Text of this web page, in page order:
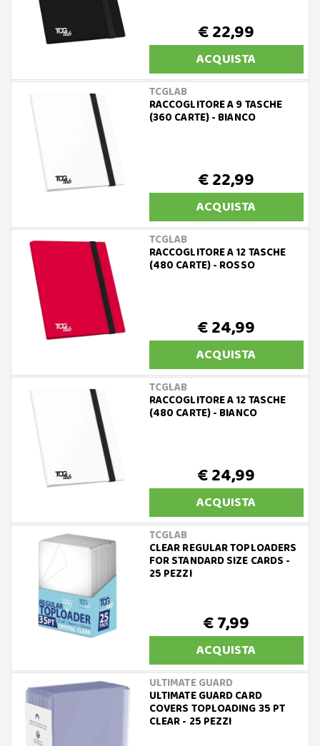
€ 22,99
ACQUISTA
TCGLAB
RACCOGLITORE A 9 TASCHE
(360 CARTE) - BIANCO
€ 22,99
ACQUISTA
TCGLAB
RACCOGLITORE A 12 TASCHE
(480 CARTE) - ROSSO
€ 24,99
ACQUISTA
TCGLAB
RACCOGLITORE A 12 TASCHE
(480 CARTE) - BIANCO
€ 24,99
ACQUISTA
TCGLAB
CLEAR REGULAR TOPLOADERS
FOR STANDARD SIZE CARDS -
25 PEZZI
€ 7,99
ACQUISTA
ULTIMATE GUARD
ULTIMATE GUARD CARD
COVERS TOPLOADING 35 PT
CLEAR - 25 PEZZI